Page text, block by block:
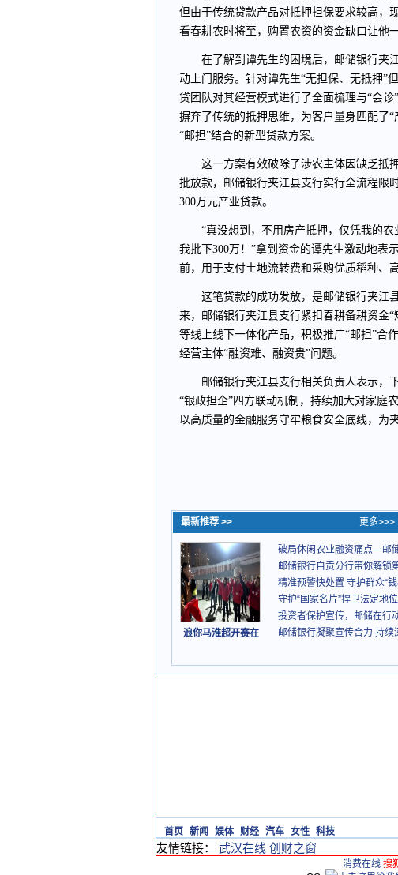
但由于传统贷款产品对抵押担保要求较高，
看春耕农时将至，购置农资的资金缺口让他
在了解到谭先生的困境后，邮储银行夹
动上门服务。针对谭先生“无担保、无抵押”
贷团队对其经营模式进行了全面梳理与“会
摒弃了传统的抵押思维，为客户量身匹配了
“邮担”结合的新型贷款方案。
这一方案有效破除了涉农主体因缺乏抵
批放款，邮储银行夹江县支行实行全流程限
300万元产业贷款。
“真没想到，不用房产抵押，仅凭我的
我批下300万！”拿到资金的谭先生激动地表
前，用于支付土地流转费和采购优质稻种、
这笔贷款的成功发放，是邮储银行夹江
来，邮储银行夹江县支行紧扣春耕备耕资金
等线上线下一体化产品，积极推广“邮担”合
经营主体“融资难、融资贵”问题。
邮储银行夹江县支行相关负责人表示，
“银政担企”四方联动机制，持续加大对家庭
以高质量的金融服务守牢粮食安全底线，为
最新推荐 >> 更多>>>
浪你马淮超开赛在
破局休闲农业融资痛点—邮
邮储银行自贡分行带你解锁
精准预警快处置 守护群众“钱
守护“国家名片”捍卫法定地
投资者保护宣传，邮储在行动
邮储银行凝聚宣传合力 持续
首页 新闻 娱体 财经 汽车 女性 科技
友情链接： 武汉在线 创财之窗
消费在线 搜